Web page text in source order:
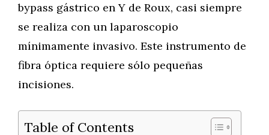
bypass gástrico en Y de Roux, casi siempre
se realiza con un laparoscopio
mínimamente invasivo. Este instrumento de
fibra óptica requiere sólo pequeñas
incisiones.
Table of Contents